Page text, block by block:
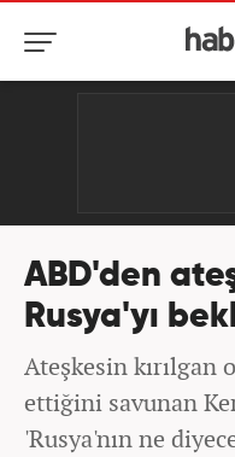
ABD'den
Rusya'yı
Ateşkesin kırılgan
ettiğini savunan
'Rusya'nın ne